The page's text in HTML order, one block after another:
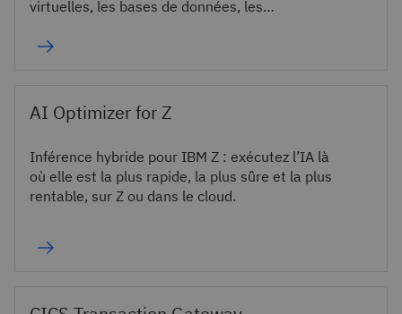
virtuelles, les bases de données, les
workloads SaaS et les conteneurs.
AI Optimizer for Z
Inférence hybride pour IBM Z : exécutez l’IA là
où elle est la plus rapide, la plus sûre et la plus
rentable, sur Z ou dans le cloud.